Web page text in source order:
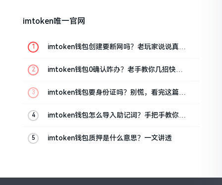
imtoken唯一官网
imtoken钱包创建要断网吗？老玩家说说真实
imtoken钱包0确认咋办？老手教你几招快速
imtoken钱包要身份证吗？别慌，看完这篇就
imtoken钱包怎么导入助记词？手把手教你找
imtoken钱包质押是什么意思？一文讲透